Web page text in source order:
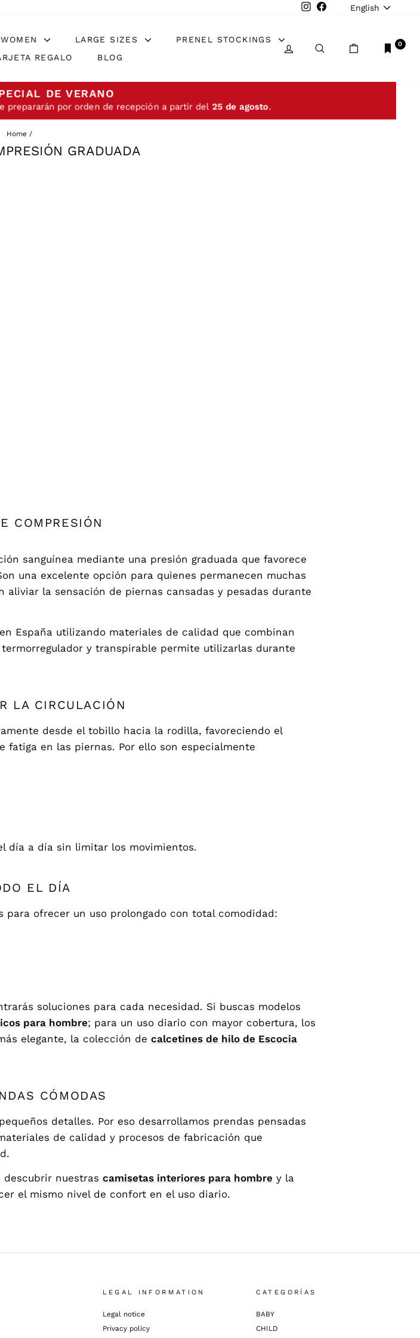
InstagramFacebookLANGUAGE
English
WOMEN LARGE SIZES
PRENEL STOCKINGS
REGALO BLOG
LOG IN SEARCH 0
DE VERANO
prepararán por orden de recepción a partir del 25 de agosto.
Home /
GRADUADA
COMPRESIÓN
sanguínea mediante una presión graduada que favorece
una excelente opción para quienes permanecen muchas
la sensación de piernas cansadas y pesadas durante
España utilizando materiales de calidad que combinan
y transpirable permite utilizarlas durante
LA CIRCULACIÓN
desde el tobillo hacia la rodilla, favoreciendo el
fatiga en las piernas. Por ello son especialmente
día a día sin limitar los movimientos.
EL DÍA
ofrecer un uso prolongado con total comodidad:
soluciones para cada necesidad. Si buscas modelos
para hombre; para un uso diario con mayor cobertura, los
elegante, la colección de calcetines de hilo de Escocia
CÓMODAS
detalles. Por eso desarrollamos prendas pensadas
de calidad y procesos de fabricación que
nuestras camisetas interiores para hombre y la
el mismo nivel de confort en el uso diario.
LEGAL INFORMATION
Legal notice
Privacy policy
CATEGORÍAS
BABY
CHILD